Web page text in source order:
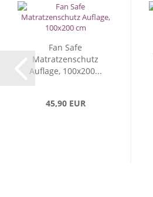
Fan Safe
Matratzenschutz
Auflage, 100x200...
45,90 EUR